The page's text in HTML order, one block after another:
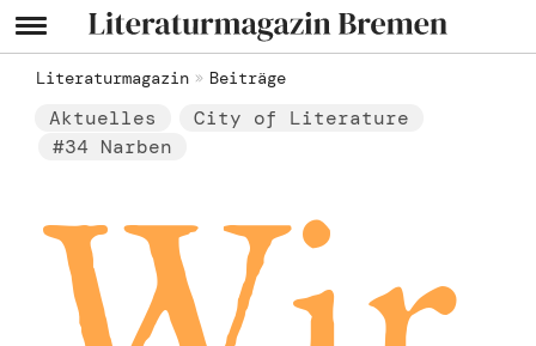
Literaturmagazin Beiträge
Aktuelles
City of Literature
#34 Narben